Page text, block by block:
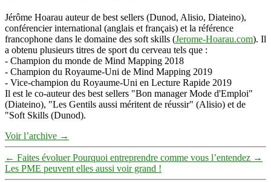
Jérôme Hoarau auteur de best sellers (Dunod, Alisio, Diateino),
conférencier international (anglais et français) et la référence
francophone dans le domaine des soft skills (Jerome-Hoarau.com). Il
a obtenu plusieurs titres de sport du cerveau tels que :
- Champion du monde de Mind Mapping 2018
- Champion du Royaume-Uni de Mind Mapping 2019
- Vice-champion du Royaume-Uni en Lecture Rapide 2019
Il est le co-auteur des best sellers "Bon manager Mode d'Emploi"
(Diateino), "Les Gentils aussi méritent de réussir" (Alisio) et de
"Soft Skills (Dunod).
Voir l’archive →
← Faites évoluer Pourquoi entreprendre comme vous l’entendez →
Les PME peuvent elles aussi voir grand !